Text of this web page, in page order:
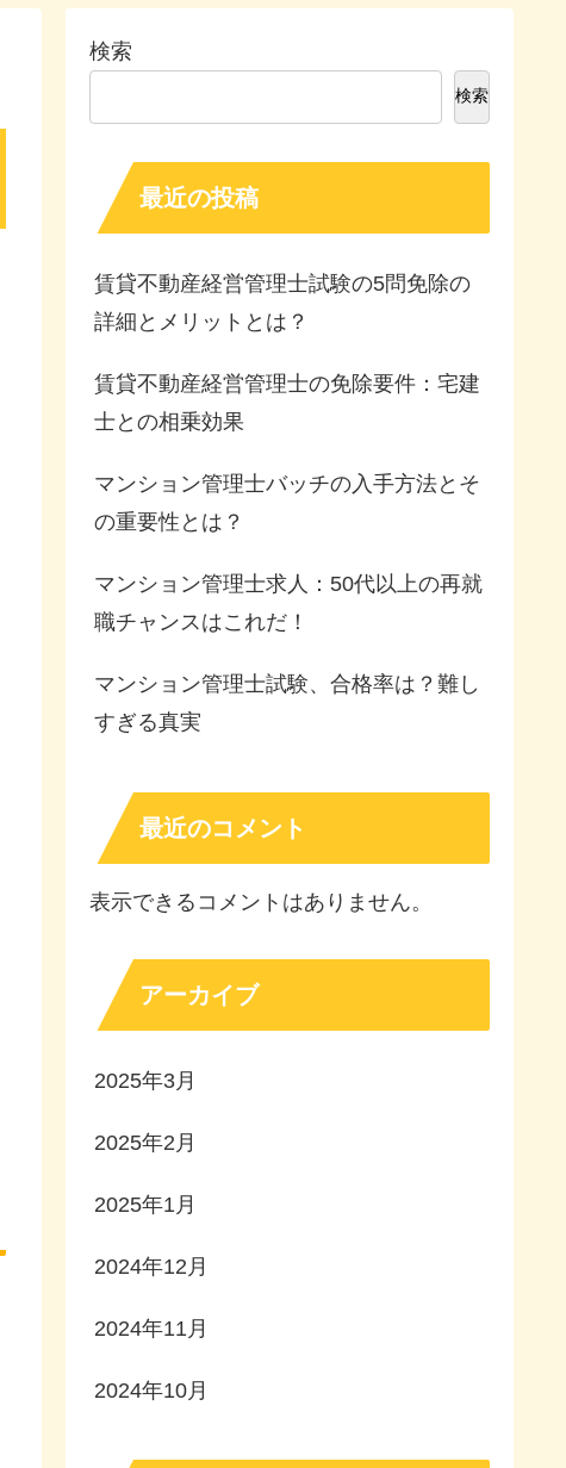
検索
検索
最近の投稿
賃貸不動産経営管理士試験の5問免除の
詳細とメリットとは？
賃貸不動産経営管理士の免除要件：宅建
士との相乗効果
マンション管理士バッチの入手方法とそ
の重要性とは？
マンション管理士求人：50代以上の再就
職チャンスはこれだ！
マンション管理士試験、合格率は？難し
すぎる真実
最近のコメント
表示できるコメントはありません。
アーカイブ
2025年3月
2025年2月
2025年1月
2024年12月
2024年11月
2024年10月